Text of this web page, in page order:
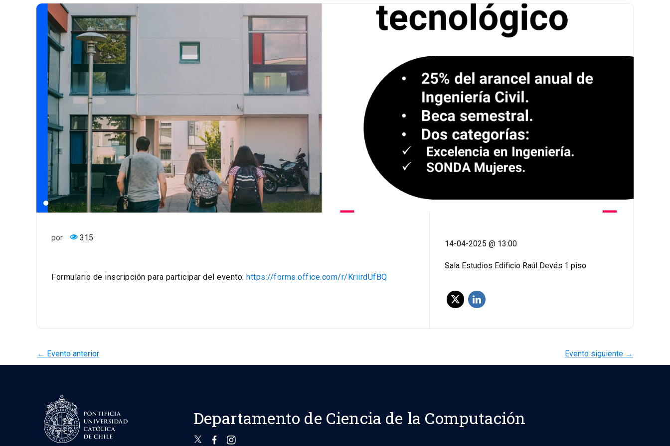
por 315
Formulario de inscripción para participar del evento: https://forms.office.com/r/KriirdUfBQ
14-04-2025 @ 13:00
Sala Estudios Edificio Raúl Devés 1 piso
← Evento anterior Evento siguiente →
Departamento de Ciencia de la Computación